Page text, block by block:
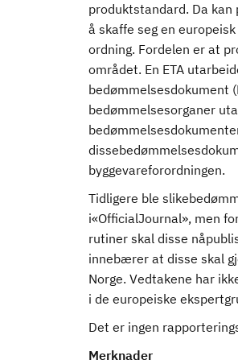
produktstandard. Da kan
å skaffe seg en
ordning. Fordelen er at
området. En ETA
bedømmelsesdokument
bedømmelsesorganer
byggevareforordningen.
Tidligere ble
i«OfficialJournal», men
rutiner skal disse
innebærer at disse skal
Norge. Vedtakene har
i de europeiske
Det er ingen
Merknader